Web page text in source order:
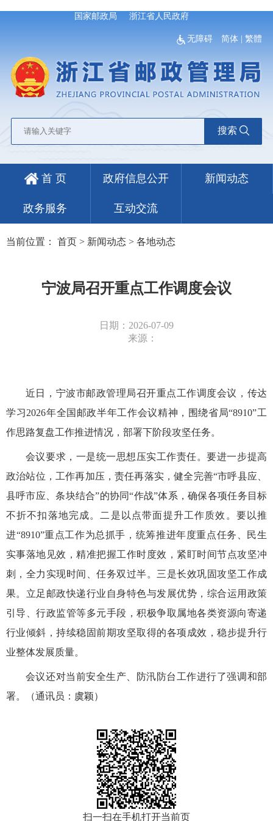
国家邮政局 浙江省人民政府
无障碍 简体 |繁體
搜索
首 页 政府信息公开 新闻动态
政务服务 互动交流
当前位置： 首页 > 新闻动态 > 各地动态
宁波局召开重点工作调度会议
日期：2026-07-09
来源：
近日，宁波市邮政管理局召开重点工作调度会议，传达
学习2026年全国邮政半年工作会议精神，围绕省局“8910”工
作思路复盘工作推进情况，部署下阶段攻坚任务。
会议要求，一是统一思想压实工作责任。要进一步提高
政治站位，工作再加压，责任再落实，健全完善“市呼县应、
县呼市应、条块结合”的协同“作战”体系，确保各项任务目标
不折不扣落地完成。二是以点带面提升工作质效。要以推
进“8910”重点工作为总抓手，统筹推进年度重点任务、民生
实事落地见效，精准把握工作时度效，紧盯时间节点攻坚冲
刺，全力实现时间、任务双过半。三是长效巩固攻坚工作成
果。立足邮政快递行业自身特色与发展优势，综合运用政策
引导、行政监管等多元手段，积极争取属地各类资源向寄递
行业倾斜，持续稳固前期攻坚取得的各项成效，稳步提升行
业整体发展质量。
会议还对当前安全生产、防汛防台工作进行了强调和部
署。（通讯员：虞颖）
扫一扫在手机打开当前页